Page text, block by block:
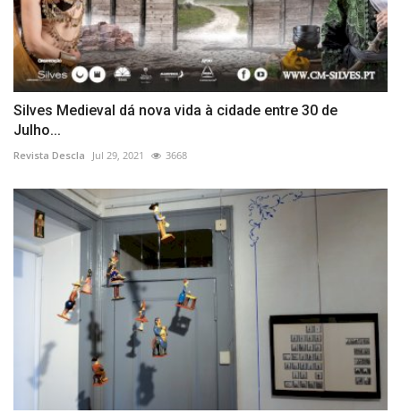
Silves Medieval dá nova vida à cidade entre 30 de
Julho...
Revista Descla Jul 29, 2021 3668